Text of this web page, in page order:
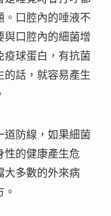
。口腔內的唾液不
與口腔內的細菌增
疫球蛋白，有抗菌
的話，就容易產生
道防線 ，如果細菌
性的健康產生危
大多數的外來病